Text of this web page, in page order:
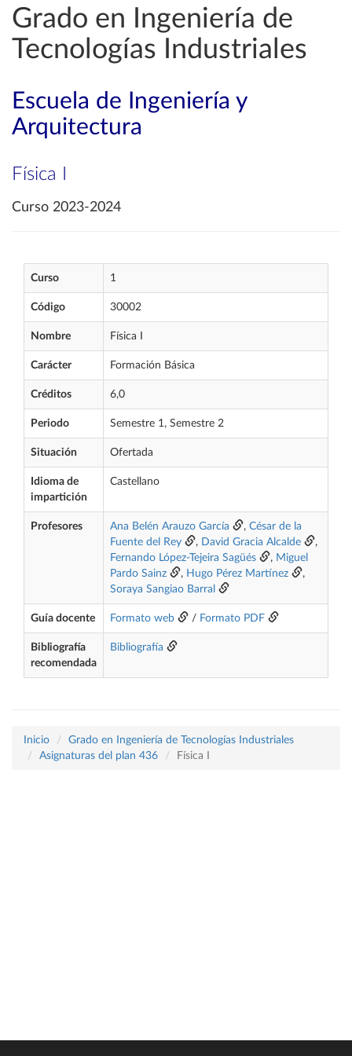
Grado en Ingeniería de
Tecnologías Industriales
Escuela de Ingeniería y
Arquitectura
Física I
Curso 2023-2024
Curso 1
Código 30002
Nombre Física I
Carácter Formación Básica
Créditos 6,0
Periodo Semestre 1, Semestre 2
Situación Ofertada
Idioma de
impartición
Castellano
Profesores Ana Belén Arauzo García , César de la
Fuente del Rey
, David Gracia Alcalde
,
Fernando López-Tejeira Sagüés
, Miguel
Pardo Sainz
, Hugo Pérez Martínez
,
Soraya Sangiao Barral
Guía docente Formato web / Formato PDF
Bibliografía
recomendada
Bibliografía
Inicio
Grado en Ingeniería de Tecnologías Industriales
Asignaturas del plan 436
Física I